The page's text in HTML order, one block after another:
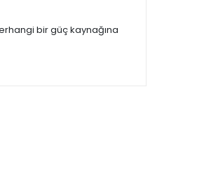
bir güç kaynağına